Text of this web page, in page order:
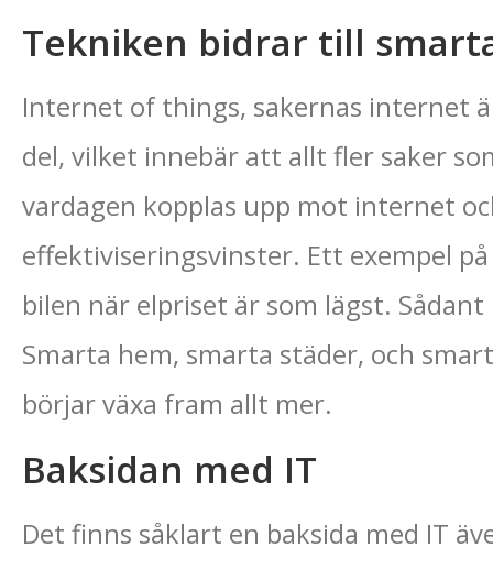
Tekniken bidrar till
Internet of things, sakernas internet
del, vilket innebär att allt fler saker
vardagen kopplas upp mot internet
effektiviseringsvinster. Ett exempel
bilen när elpriset är som lägst.
Smarta hem, smarta städer, och
börjar växa fram allt mer.
Baksidan med IT
Det finns såklart en baksida med IT